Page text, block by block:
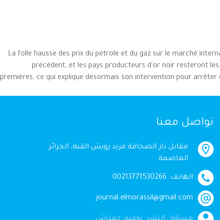
La folle hausse des prix du pétrole et du gaz sur le marché
précédent, et les pays producteurs d'or noir resteront
premières, ce qui explique désormais son intervention pour
تواصل معنا
مقابل دار الصحافة فريد زويش القبة، الجزائر
العاصمة
الهاتف: 00213771530266
journal.elmorassil@gmail.com